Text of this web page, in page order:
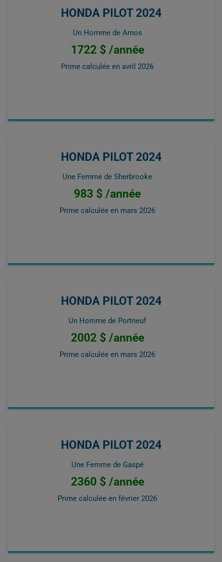
HONDA PILOT 2024
Un Homme de Amos
1722 $ /année
Prime calculée en avril 2026
HONDA PILOT 2024
Une Femme de Sherbrooke
983 $ /année
Prime calculée en mars 2026
HONDA PILOT 2024
Un Homme de Portneuf
2002 $ /année
Prime calculée en mars 2026
HONDA PILOT 2024
Une Femme de Gaspé
2360 $ /année
Prime calculée en février 2026